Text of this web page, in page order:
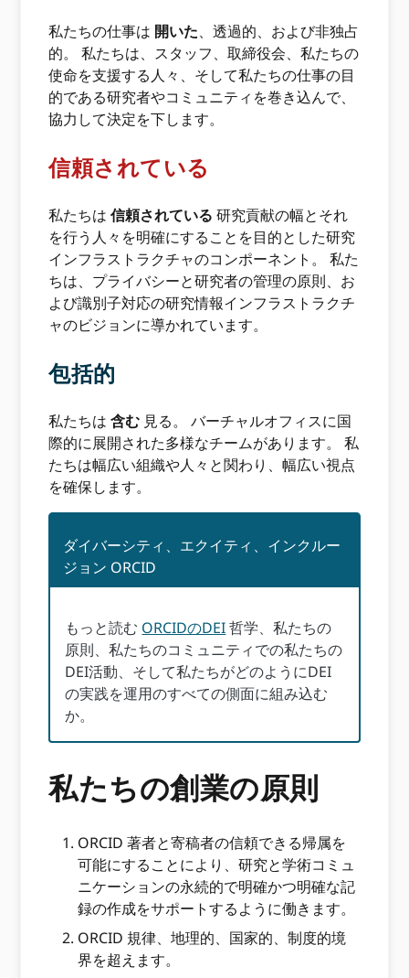
私たちの仕事は 開いた、透過的、および非独占
的。 私たちは、スタッフ、取締役会、私たちの
使命を支援する人々、そして私たちの仕事の目
的である研究者やコミュニティを巻き込んで、
協力して決定を下します。
信頼されている
私たちは信頼されている 研究貢献の幅とそれ
を行う人々を明確にすることを目的とした研究
インフラストラクチャのコンポーネント。 私た
ちは、プライバシーと研究者の管理の原則、お
よび識別子対応の研究情報インフラストラクチ
ャのビジョンに導かれています。
包括的
私たちは含む 見る。 バーチャルオフィスに国
際的に展開された多様なチームがあります。 私
たちは幅広い組織や人々と関わり、幅広い視点
を確保します。
ダイバーシティ、エクイティ、インクルー
ジョン ORCID
もっと読む ORCIDのDEI哲学、私たちの
原則、私たちのコミュニティでの私たちの
DEI活動、そして私たちがどのようにDEI
の実践を運用のすべての側面に組み込む
か。
私たちの創業の原則
ORCID 著者と寄稿者の信頼できる帰属を
可能にすることにより、研究と学術コミュ
ニケーションの永続的で明確かつ明確な記
録の作成をサポートするように働きます。
ORCID 規律、地理的、国家的、制度的境
界を超えます。